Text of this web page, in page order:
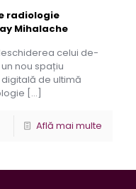
radiologie
Mihalache
celui de-
nou spațiu
de ultimă
[…]
Află mai multe